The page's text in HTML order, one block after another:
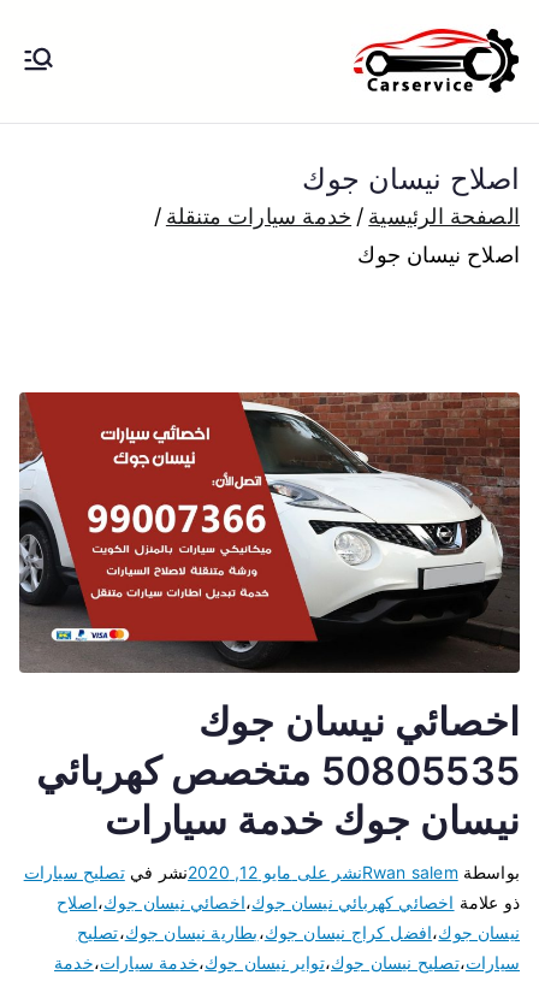
إلى
المحتوى
الكويت
بنشر متنقل الكويت كهرباء وبنشر تبديل
بارخص الاسعاراصلاح نيسان جوك
الصفحة الرئيسية
خدمة سيارات متنقلة
اصلاح نيسان جوك
اخصائي نيسان جوك
50805535 متخصص كهربائي
نيسان جوك خدمة سيارات
بواسطة Rwan salemنشر على مايو 12, 2020 نشر فيتصليح سيارات
ذو علامة اخصائي كهربائي نيسان جوك،اخصائي نيسان جوك،اصلاح
نيسان جوك،افضل كراج نيسان جوك،بطارية نيسان جوك،تصليح
سيارات،تصليح نيسان جوك،تواير نيسان جوك،خدمة سيارات،خدمة